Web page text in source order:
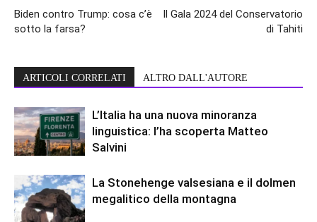
Biden contro Trump: cosa c’è
sotto la farsa?
Il Gala 2024 del Conservatorio
di Tahiti
ARTICOLI CORRELATI ALTRO DALL'AUTORE
L’Italia ha una nuova minoranza
linguistica: l’ha scoperta Matteo
Salvini
La Stonehenge valsesiana e il dolmen
megalitico della montagna